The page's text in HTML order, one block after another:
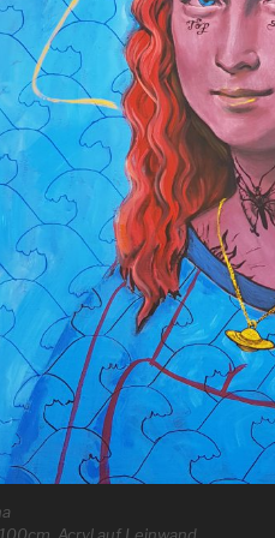
Acryl auf Leinwand